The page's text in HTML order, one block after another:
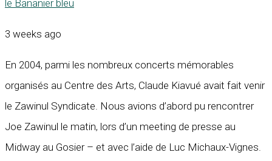
le Bananier bleu
3 weeks ago
En 2004, parmi les nombreux concerts mémorables
organisés au Centre des Arts, Claude Kiavué avait fait venir
le Zawinul Syndicate. Nous avions d’abord pu rencontrer
Joe Zawinul le matin, lors d’un meeting de presse au
Midway au Gosier – et avec l’aide de Luc Michaux-Vignes.